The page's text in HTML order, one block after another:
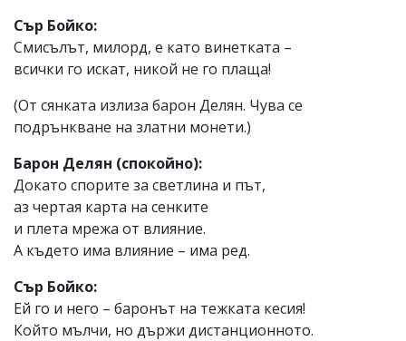
Сър Бойко:
Смисълът, милорд, е като винетката –
всички го искат, никой не го плаща!
(От сянката излиза барон Делян. Чува се
подрънкване на златни монети.)
Барон Делян (спокойно):
Докато спорите за светлина и път,
аз чертая карта на сенките
и плета мрежа от влияние.
А където има влияние – има ред.
Сър Бойко:
Ей го и него – баронът на тежката кесия!
Който мълчи, но държи дистанционното.